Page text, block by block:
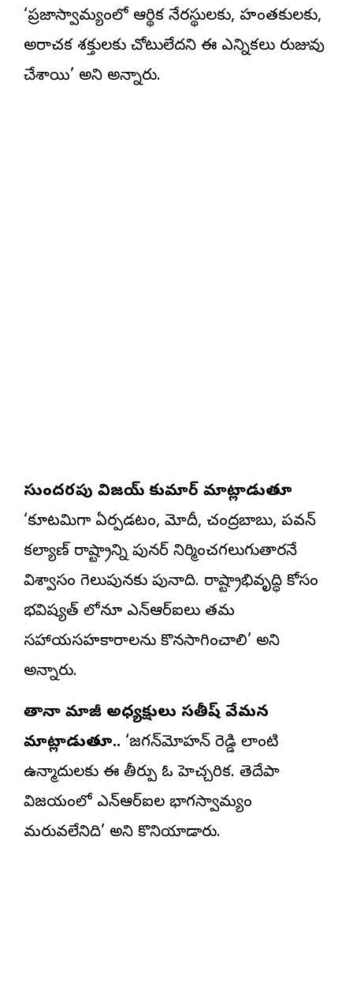
‘ప్రజాస్వామ్యంలో ఆర్థిక నేరస్థులకు, హంతకులకు,
అరాచక శక్తులకు చోటులేదని ఈ ఎన్నికలు రుజువు
చేశాయి’ అని అన్నారు.
సుందరపు విజయ్‌ కుమార్‌ మాట్లాడుతూ
‘కూటమిగా ఏర్పడటం, మోదీ, చంద్రబాబు, పవన్‌
కల్యాణ్‌ రాష్ట్రాన్ని పునర్‌ నిర్మించగలుగుతారనే
విశ్వాసం గెలుపునకు పునాది. రాష్ట్రాభివృద్ధి కోసం
భవిష్యత్‌ లోనూ ఎన్‌ఆర్‌ఐలు తమ
సహాయసహకారాలను కొనసాగించాలి’ అని
అన్నారు.
తానా మాజీ అధ్యక్షులు సతీష్‌ వేమన
మాట్లాడుతూ.. ‘జగన్‌మోహన్‌ రెడ్డి లాంటి
ఉన్మాదులకు ఈ తీర్పు ఓ హెచ్చరిక. తెదేపా
విజయంలో ఎన్‌ఆర్‌ఐల భాగస్వామ్యం
మరువలేనిది’ అని కొనియాడారు.